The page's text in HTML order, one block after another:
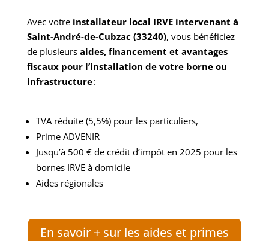
Avec votre installateur local IRVE intervenant à
Saint-André-de-Cubzac (33240), vous bénéficiez
de plusieurs aides, financement et avantages
fiscaux pour l’installation de votre borne ou
infrastructure:
TVA réduite (5,5%) pour les particuliers,
Prime ADVENIR
Jusqu’à 500 € de crédit d’impôt en 2025 pour les
bornes IRVE à domicile
Aides régionales
En savoir + sur les aides et primes